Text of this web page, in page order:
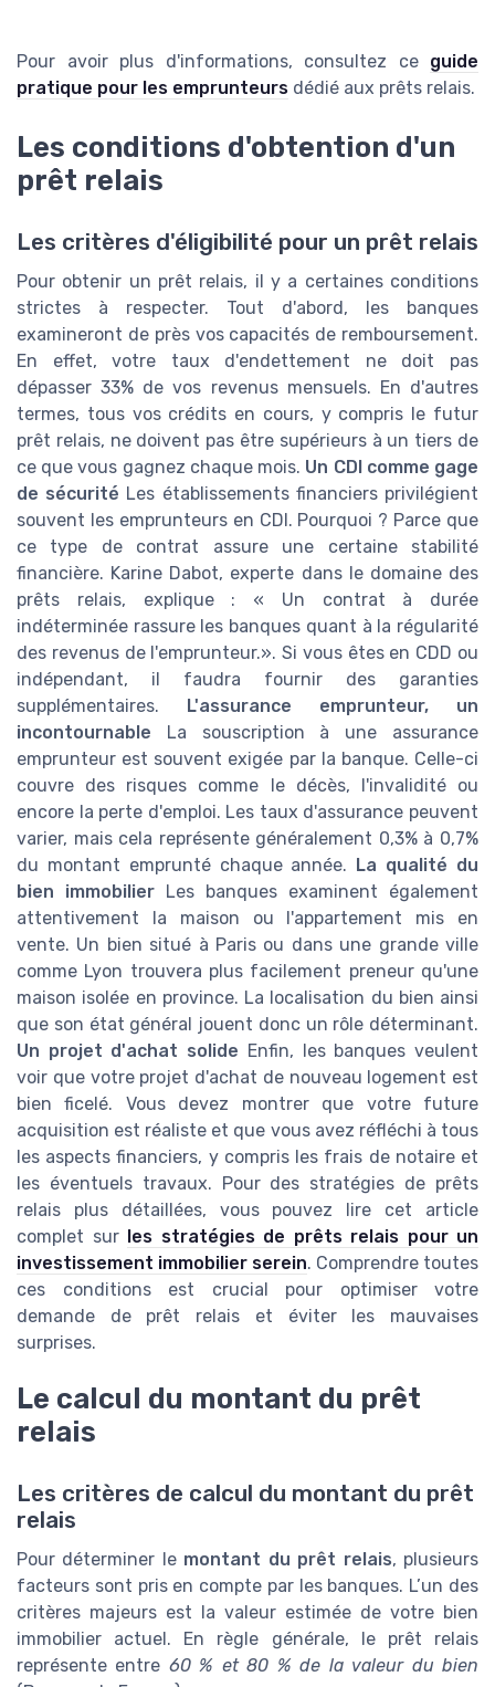
Pour avoir plus d'informations, consultez ce guide
pratique pour les emprunteurs dédié aux prêts relais.
Les conditions d'obtention d'un
prêt relais
Les critères d'éligibilité pour un prêt relais
Pour obtenir un prêt relais, il y a certaines conditions
strictes à respecter. Tout d'abord, les banques
examineront de près vos capacités de remboursement.
En effet, votre taux d'endettement ne doit pas
dépasser 33% de vos revenus mensuels. En d'autres
termes, tous vos crédits en cours, y compris le futur
prêt relais, ne doivent pas être supérieurs à un tiers de
ce que vous gagnez chaque mois. Un CDI comme gage
de sécurité Les établissements financiers privilégient
souvent les emprunteurs en CDI. Pourquoi ? Parce que
ce type de contrat assure une certaine stabilité
financière. Karine Dabot, experte dans le domaine des
prêts relais, explique : « Un contrat à durée
indéterminée rassure les banques quant à la régularité
des revenus de l'emprunteur.». Si vous êtes en CDD ou
indépendant, il faudra fournir des garanties
supplémentaires.
L'assurance emprunteur, un
incontournable La souscription à une assurance
emprunteur est souvent exigée par la banque. Celle-ci
couvre des risques comme le décès, l'invalidité ou
encore la perte d'emploi. Les taux d'assurance peuvent
varier, mais cela représente généralement 0,3% à 0,7%
du montant emprunté chaque année.
La qualité du
bien immobilier Les banques examinent également
attentivement la maison ou l'appartement mis en
vente. Un bien situé à Paris ou dans une grande ville
comme Lyon trouvera plus facilement preneur qu'une
maison isolée en province. La localisation du bien ainsi
que son état général jouent donc un rôle déterminant.
Un projet d'achat solide Enfin, les banques veulent
voir que votre projet d'achat de nouveau logement est
bien ficelé. Vous devez montrer que votre future
acquisition est réaliste et que vous avez réfléchi à tous
les aspects financiers, y compris les frais de notaire et
les éventuels travaux. Pour des stratégies de prêts
relais plus détaillées, vous pouvez lire cet article
complet sur
les stratégies de prêts relais pour un
investissement immobilier serein. Comprendre toutes
ces conditions est crucial pour optimiser votre
demande de prêt relais et éviter les mauvaises
surprises.
Le calcul du montant du prêt
relais
Les critères de calcul du montant du prêt
relais
Pour déterminer le montant du prêt relais, plusieurs
facteurs sont pris en compte par les banques. L’un des
critères majeurs est la valeur estimée de votre bien
immobilier actuel. En règle générale, le prêt relais
représente entre 60 % et 80 % de la valeur du bien